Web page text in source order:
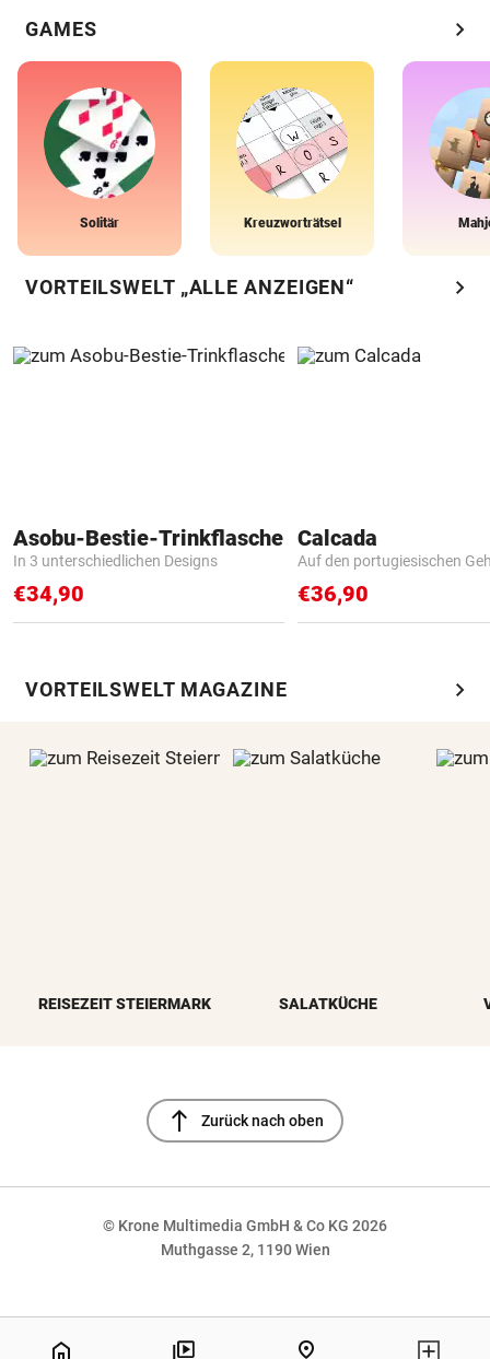
GAMES chevron_right
Solitär Kreuzworträtsel
VORTEILSWELT „ALLE ANZEIGEN“ chevron_right
Asobu-Bestie-Trinkflasche
In 3 unterschiedlichen Designs
€34,90
Calcada
Auf den portugiesischen
€36,90
VORTEILSWELT MAGAZINE chevron_right
REISEZEIT STEIERMARK SALATKÜCHE
north Zurück nach oben
© Krone Multimedia GmbH & Co KG 2026
Muthgasse 2, 1190 Wien
home pin_drop
NaN%